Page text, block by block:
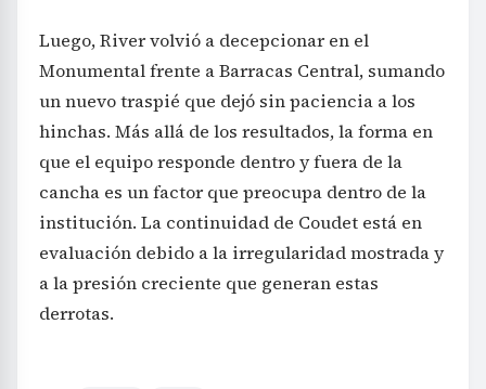
Luego, River volvió a decepcionar en el
Monumental frente a Barracas Central, sumando
un nuevo traspié que dejó sin paciencia a los
hinchas. Más allá de los resultados, la forma en
que el equipo responde dentro y fuera de la
cancha es un factor que preocupa dentro de la
institución. La continuidad de Coudet está en
evaluación debido a la irregularidad mostrada y
a la presión creciente que generan estas
derrotas.